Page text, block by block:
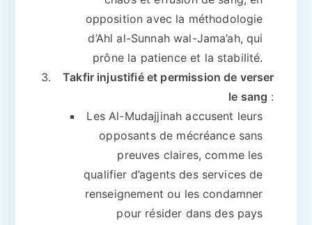
opposition avec la méthodologie
d’Ahl al-Sunnah wal-Jama’ah, qui
prône la patience et la stabilité.
Takfir injustifié et permission de verser
le sang :
Les Al-Mudajjinah accusent leurs
opposants de mécréance sans
preuves claires, comme les
qualifier d’agents des services de
renseignement ou les condamner
pour résider dans des pays